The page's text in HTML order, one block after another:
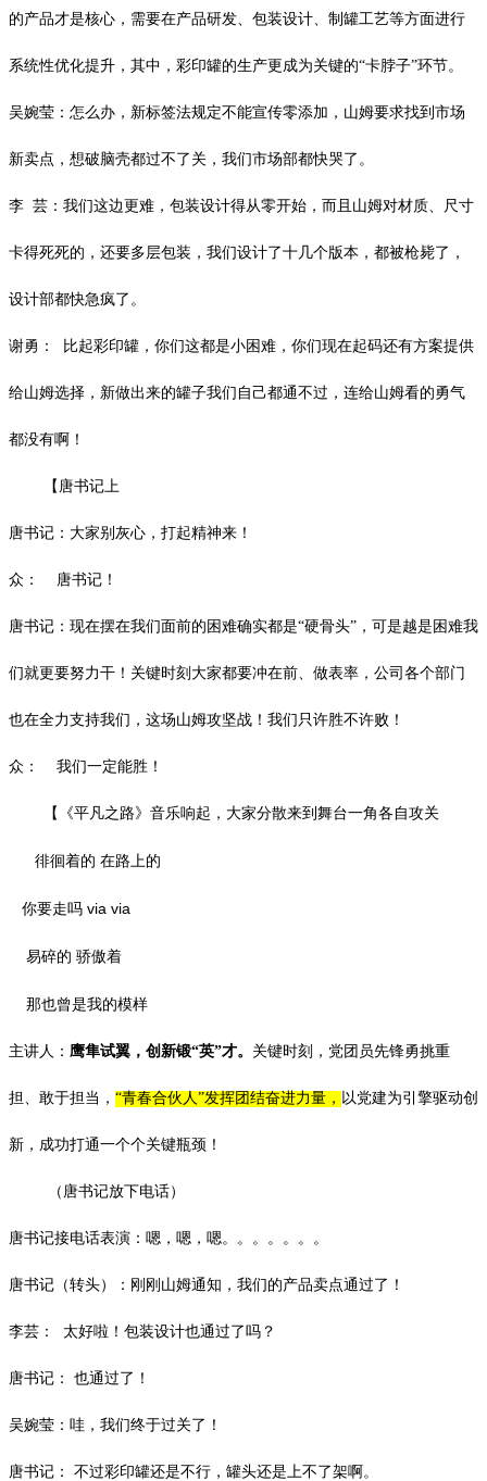
的产品才是核心，需要在产品研发、包装设计、制罐工艺等方面进行
系统性优化提升，其中，彩印罐的生产更成为关键的“卡脖子”环节。
吴婉莹：怎么办，新标签法规定不能宣传零添加，山姆要求找到市场
新卖点，想破脑壳都过不了关，我们市场部都快哭了。
李 芸：我们这边更难，包装设计得从零开始，而且山姆对材质、尺寸
卡得死死的，还要多层包装，我们设计了十几个版本，都被枪毙了，
设计部都快急疯了。
谢勇： 比起彩印罐，你们这都是小困难，你们现在起码还有方案提供
给山姆选择，新做出来的罐子我们自己都通不过，连给山姆看的勇气
都没有啊！
【唐书记上
唐书记：大家别灰心，打起精神来！
众： 唐书记！
唐书记：现在摆在我们面前的困难确实都是“硬骨头”，可是越是困难我
们就更要努力干！关键时刻大家都要冲在前、做表率，公司各个部门
也在全力支持我们，这场山姆攻坚战！我们只许胜不许败！
众： 我们一定能胜！
【《平凡之路》音乐响起，大家分散来到舞台一角各自攻关
徘徊着的 在路上的
你要走吗 via via
易碎的 骄傲着
那也曾是我的模样
主讲人： 鹰隼试翼，创新锻“英”才。 关键时刻，党团 员先锋勇挑重
担、敢于担当， “青春合伙人”发挥团结奋进力量 ， 以党建为引擎驱动创
新，成功打通一个个关键瓶颈！
（唐书记放下电话）
唐书记接电话表演：嗯，嗯，嗯。。。。。。。
唐书记（转头）：刚刚山姆通知，我们的产品卖点通过了！
李芸： 太好啦！包装设计也通过了吗？
唐书记： 也通过了！
吴婉莹：哇，我们终于过关了！
唐书记： 不过彩印罐还是不行，罐头还是上不了架啊。